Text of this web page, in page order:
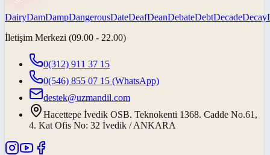
DairyDamDampDangerousDateDeafDeanDebateDebtDecadeDecay
İletişim Merkezi (09.00 - 22.00)
0(312) 911 37 15
0(546) 855 07 15 (WhatsApp)
destek@uzmandil.com
Hacettepe İvedik OSB. Teknokenti 1368. Cadde No.61,
4. Kat Ofis No: 32 İvedik / ANKARA